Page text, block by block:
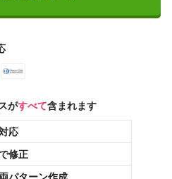
がすべて含まれます
応
修正
パターン作成